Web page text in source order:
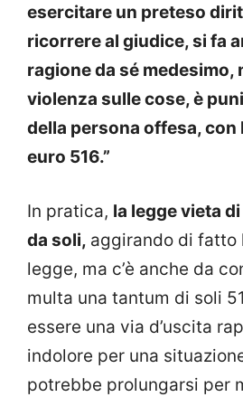
esercitare un preteso
ricorrere al giudice, si fa
ragione da sé medesimo,
violenza sulle cose, è
della persona offesa, con
euro 516.”
In pratica, la legge vieta
da soli, aggirando di fatto
legge, ma c’è anche da
multa una tantum di soli
essere una via d’uscita
indolore per una
potrebbe prolungarsi per